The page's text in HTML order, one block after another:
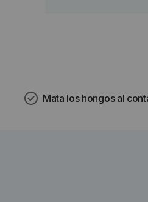
Mata los hongos al